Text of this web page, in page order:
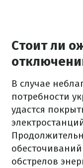
Стоит ли
В случае
потребности
удастся
обесточиваний
обстрелов